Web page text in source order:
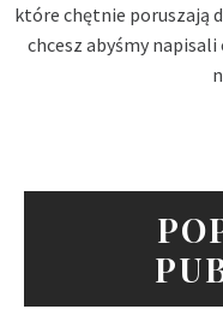
które chętnie poruszają
chcesz abyśmy